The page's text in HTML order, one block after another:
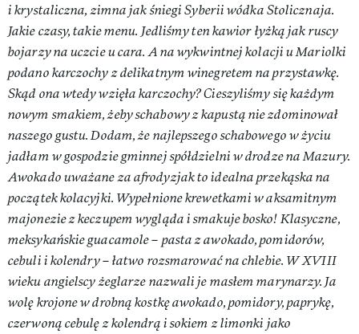
i krystaliczna, zimna jak śniegi Syberii wódka Stolicznaja.
Jakie czasy, takie menu. Jedliśmy ten kawior łyżką jak ruscy
bojarzy na uczcie u cara. A na wykwintnej kolacji u Mariolki
podano karczochy z delikatnym winegretem na przystawkę.
Skąd ona wtedy wzięła karczochy? Cieszyliśmy się każdym
nowym smakiem, żeby schabowy z kapustą nie zdominował
naszego gustu. Dodam, że najlepszego schabowego w życiu
jadłam w gospodzie gminnej spółdzielni w drodze na Mazury.
Awokado uważane za afrodyzjak to idealna przekąska na
początek kolacyjki. Wypełnione krewetkami w aksamitnym
majonezie z keczupem wygląda i smakuje bosko! Klasyczne,
meksykańskie guacamole – pasta z awokado, pomidorów,
cebuli i kolendry – łatwo rozsmarować na chlebie. W XVIII
wieku angielscy żeglarze nazwali je masłem marynarzy. Ja
wolę krojone w drobną kostkę awokado, pomidory, paprykę,
czerwoną cebulę z kolendrą i sokiem z limonki jako